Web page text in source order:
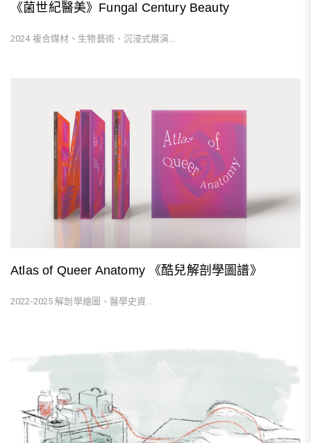
《菌世紀醫美》Fungal Century Beauty
2024 複合媒材、生物藝術、沉浸式展演...
Atlas of Queer Anatomy 《酷兒解剖學圖譜》
2022-2025 解剖學繪圖、醫學史資...